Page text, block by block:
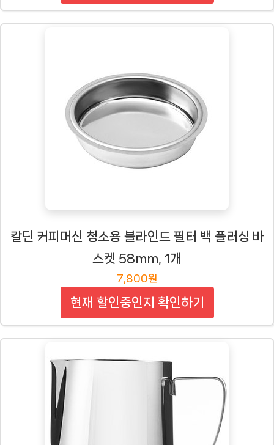
칼딘 커피머신 청소용 블라인드 필터 백 플러싱 바
스켓 58mm, 1개
7,800원
현재 할인중인지 확인하기